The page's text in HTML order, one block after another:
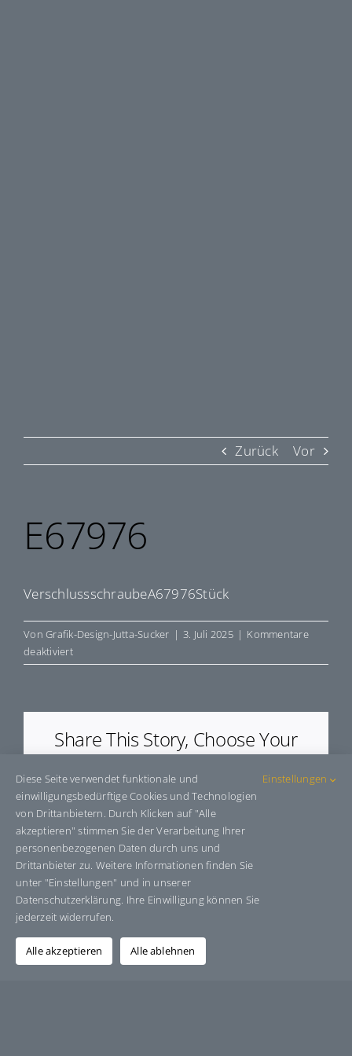
Zurück Vor
E67976
VerschlussschraubeA67976Stück
VonGrafik-Design-Jutta-Sucker | 3. Juli 2025 | Kommentare
deaktiviertfür
E67976
Share This Story, Choose Your
Platform!
Facebook BlueskyReddit LinkedInWhatsAppTelegram
E-
Mail
Über den Autor:Grafik-Design-Jutta-Sucker
Diese Seite verwendet funktionale und
einwilligungsbedürftige Cookies und Technologien
von Drittanbietern. Durch Klicken auf "Alle
akzeptieren" stimmen Sie der Verarbeitung Ihrer
personenbezogenen Daten durch uns und
Drittanbieter zu. Weitere Informationen finden Sie
unter "Einstellungen" und in unserer
Datenschutzerklärung. Ihre Einwilligung können Sie
jederzeit widerrufen.
Einstellungen
Alle akzeptieren Alle ablehnen